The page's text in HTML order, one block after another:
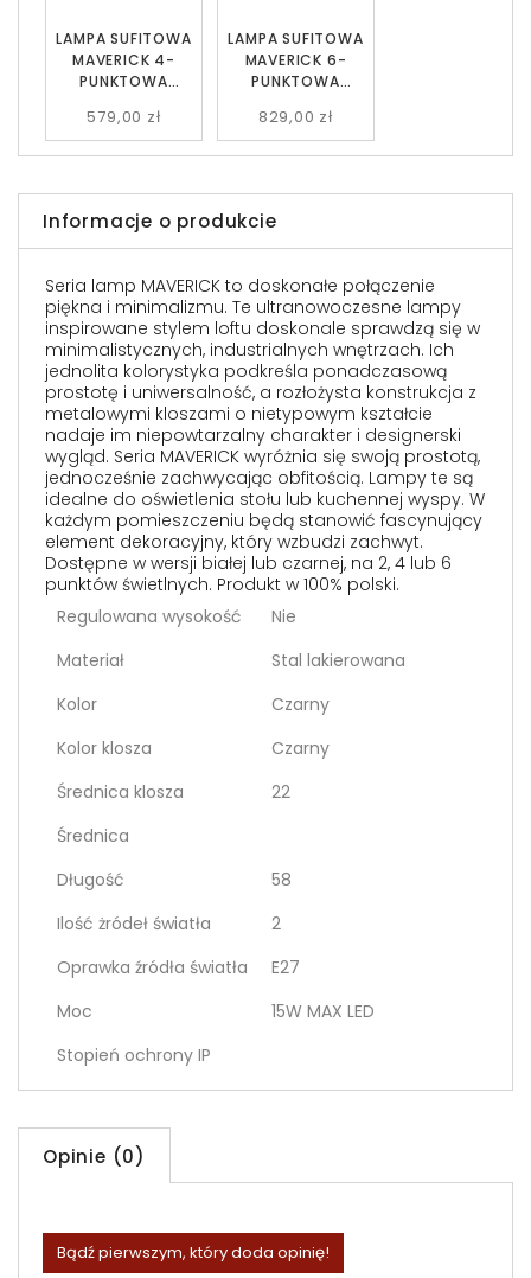
LAMPA SUFITOWA
MAVERICK 4-
PUNKTOWA
579,00 zł
LAMPA SUFITOWA
MAVERICK 6-
PUNKTOWA
829,00 zł
Informacje o produkcie
Seria lamp MAVERICK to doskonałe połączenie
piękna i minimalizmu. Te ultranowoczesne lampy
inspirowane stylem loftu doskonale sprawdzą się w
minimalistycznych, industrialnych wnętrzach. Ich
jednolita kolorystyka podkreśla ponadczasową
prostotę i uniwersalność, a rozłożysta konstrukcja z
metalowymi kloszami o nietypowym kształcie
nadaje im niepowtarzalny charakter i designerski
wygląd. Seria MAVERICK wyróżnia się swoją prostotą,
jednocześnie zachwycając obfitością. Lampy te są
idealne do oświetlenia stołu lub kuchennej wyspy. W
każdym pomieszczeniu będą stanowić fascynujący
element dekoracyjny, który wzbudzi zachwyt.
Dostępne w wersji białej lub czarnej, na 2, 4 lub 6
punktów świetlnych. Produkt w 100% polski.
Regulowana wysokość
Nie
Materiał
Stal lakierowana
Kolor
Czarny
Kolor klosza
Czarny
Średnica klosza
22
Średnica
Długość
58
Ilość żródeł światła
2
Oprawka źródła światła
E27
Moc
15W MAX LED
Stopień ochrony IP
Opinie (0)
Bądź pierwszym, który doda opinię!